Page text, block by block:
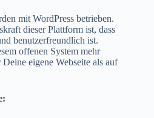
mit WordPress betrieben.
dieser Plattform ist, dass
benutzerfreundlich ist.
offenen System mehr
eigene Webseite als auf